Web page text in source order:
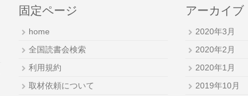
固定ページ
home
全国読書会検索
利用規約
取材依頼について
アーカイブ
2020年3月
2020年2月
2020年1月
2019年10月